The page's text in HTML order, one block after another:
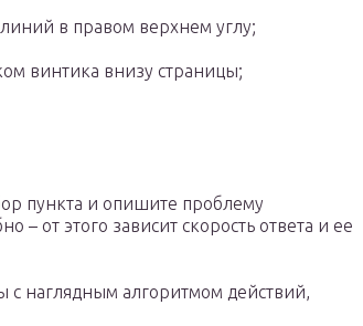
в правом верхнем углу;
винтика внизу страницы;
пункта и опишите проблему
– от этого зависит скорость ответа и ее
с наглядным алгоритмом действий,